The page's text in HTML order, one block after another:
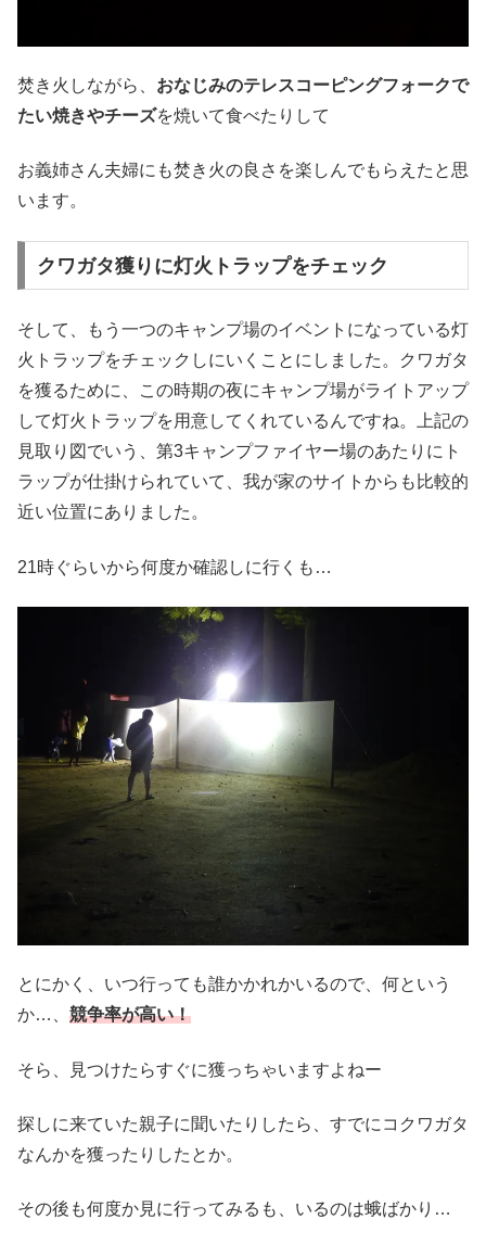
焚き火しながら、 おなじみのテレスコーピングフォークで
たい焼きやチーズを焼いて食べたりして
お義姉さん夫婦にも焚き火の良さを楽しんでもらえたと思
います。
クワガタ獲りに灯火トラップをチェック
そして、もう一つのキャンプ場のイベントになっている灯
火トラップをチェックしにいくことにしました。クワガタ
を獲るために、この時期の夜にキャンプ場がライトアップ
して灯火トラップを用意してくれているんですね。上記の
見取り図でいう、第3キャンプファイヤー場のあたりにト
ラップが仕掛けられていて、我が家のサイトからも比較的
近い位置にありました。
21時ぐらいから何度か確認しに行くも…
とにかく、いつ行っても誰かかれかいるので、何という
か…、 競争率が高い！
そら、見つけたらすぐに獲っちゃいますよねー
探しに来ていた親子に聞いたりしたら、すでにコクワガタ
なんかを獲ったりしたとか。
その後も何度か見に行ってみるも、いるのは蛾ばかり…